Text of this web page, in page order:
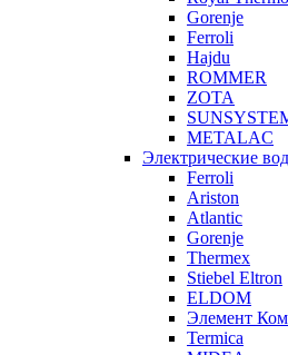
Gorenje
Ferroli
Hajdu
ROMMER
ZOTA
METALAC
Электрические
Ferroli
Ariston
Atlantic
Gorenje
Thermex
Stiebel Eltron
ELDOM
Элемент
Termica